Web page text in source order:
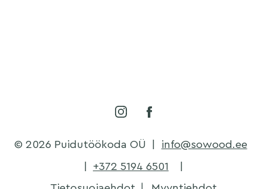
© 2026 Puidutöökoda OÜ
info@sowood.ee
+372 5194 6501